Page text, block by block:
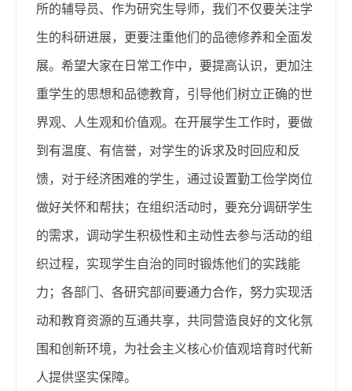
所的辅导员、作为研究生导师，我们不仅要关注学
生的科研进展，更要注重他们的品德修养和全面发
展。希望大家在日常工作中，要提高认识，更加注
重学生的思想和品德教育，引导他们树立正确的世
界观、人生观和价值观。在开展学生工作时，要做
到有温度、有信誉，对学生的诉求及时回应和反
馈，对于经济困难的学生，通过设置勤工俭学岗位
做好关怀和帮扶；在组织活动时，要充分调研学生
的需求，调动学生积极性和主动性去参与活动的组
织过程，实现学生自治的同时锻炼他们的实践能
力；各部门、各研究部间要通力合作，努力实现活
动和教育资源的互通共享，共同营造良好的文化氛
围和创新环境，为社会主义核心价值观培育时代新
人提供坚实保障。